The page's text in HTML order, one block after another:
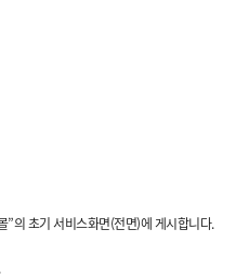
”의 초기 서비스화면(전면)에 게시합니다.